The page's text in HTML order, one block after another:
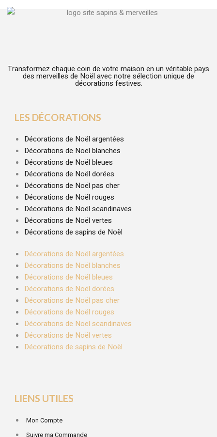
Transformez chaque coin de votre maison en un véritable pays
des merveilles de Noël avec notre sélection unique de
décorations festives.
LES DÉCORATIONS
Décorations de Noël argentées
Décorations de Noël blanches
Décorations de Noël bleues
Décorations de Noël dorées
Décorations de Noël pas cher
Décorations de Noël rouges
Décorations de Noël scandinaves
Décorations de Noël vertes
Décorations de sapins de Noël
Décorations de Noël argentées
Décorations de Noël blanches
Décorations de Noël bleues
Décorations de Noël dorées
Décorations de Noël pas cher
Décorations de Noël rouges
Décorations de Noël scandinaves
Décorations de Noël vertes
Décorations de sapins de Noël
LIENS UTILES
Mon Compte
Suivre ma Commande